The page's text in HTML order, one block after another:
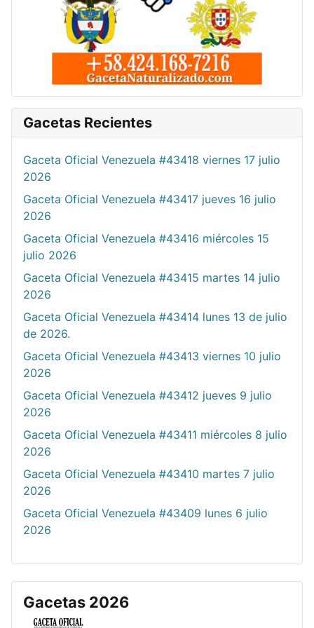
Gacetas Recientes
Gaceta Oficial Venezuela #43418 viernes 17 julio
2026
Gaceta Oficial Venezuela #43417 jueves 16 julio
2026
Gaceta Oficial Venezuela #43416 miércoles 15
julio 2026
Gaceta Oficial Venezuela #43415 martes 14 julio
2026
Gaceta Oficial Venezuela #43414 lunes 13 de julio
de 2026.
Gaceta Oficial Venezuela #43413 viernes 10 julio
2026
Gaceta Oficial Venezuela #43412 jueves 9 julio
2026
Gaceta Oficial Venezuela #43411 miércoles 8 julio
2026
Gaceta Oficial Venezuela #43410 martes 7 julio
2026
Gaceta Oficial Venezuela #43409 lunes 6 julio
2026
Gacetas 2026